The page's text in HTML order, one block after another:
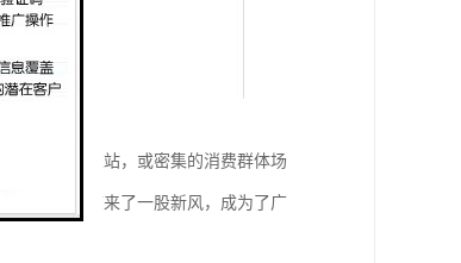
地铁、公交站，或密集的消费群体场
传市场上带来了一股新风，成为了广